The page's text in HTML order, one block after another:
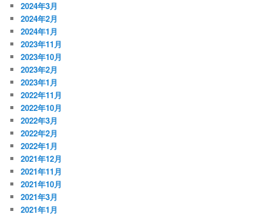
2024年3月
2024年2月
2024年1月
2023年11月
2023年10月
2023年2月
2023年1月
2022年11月
2022年10月
2022年3月
2022年2月
2022年1月
2021年12月
2021年11月
2021年10月
2021年3月
2021年1月